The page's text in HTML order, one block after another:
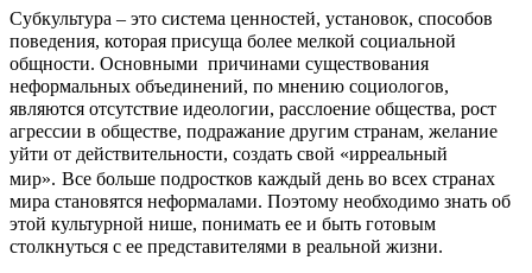
Субкультура – это система ценностей, установок, способов
поведения, которая присуща более мелкой социальной
общности. Основными причинами существования
неформальных объединений, по мнению социологов,
являются отсутствие идеологии, расслоение общества, рост
агрессии в обществе, подражание другим странам, желание
уйти от действительности, создать свой «ирреальный
мир». Все больше подростков каждый день во всех странах
мира становятся неформалами. Поэтому необходимо знать об
этой культурной нише, понимать ее и быть готовым
столкнуться с ее представителями в реальной жизни.